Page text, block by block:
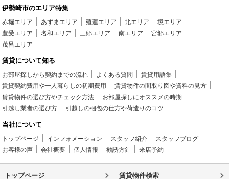
伊勢崎市のエリア特集
赤堀エリア あずまエリア 殖蓮エリア 北エリア
境エリア
豊受エリア
名和エリア 三郷エリア 南エリア
宮郷エリア
茂呂エリア
賃貸について知る
お部屋探しから契約までの流れ よくある質問
賃貸用語集
賃貸契約費用や一人暮らしの初期費用
賃貸物件の間取り図や資料の見方
賃貸物件の選び方やチェック方法
お部屋探しにオススメの時期
引越し業者の選び方
引越しの梱包の仕方や荷造りのコツ
当社について
トップページ インフォメーション スタッフ紹介
スタッフブログ
お客様の声
会社概要 個人情報 勧誘方針 来店予約
トップページ 賃貸物件検索